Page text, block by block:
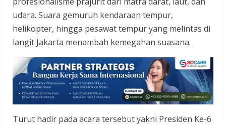
udara. Suara gemuruh kendaraan tempur,
helikopter, hingga pesawat tempur yang melintas di
langit Jakarta menambah kemegahan suasana.
Turut hadir pada acara tersebut yakni Presiden Ke-6